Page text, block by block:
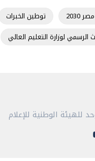
2030 توطين الخبرات
الرسمي لوزارة التعليم العالي
للهيئة الوطنية للإعلام